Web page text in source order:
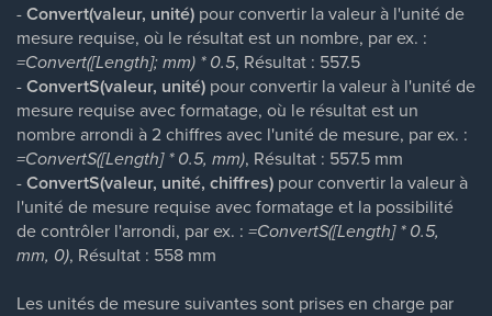
-Convert(valeur, unité) pour convertir la valeur à l'unité de
mesure requise, où le résultat est un nombre, par ex. :
=Convert([Length]; mm) * 0.5, Résultat : 557.5
-ConvertS(valeur, unité) pour convertir la valeur à l'unité de
mesure requise avec formatage, où le résultat est un
nombre arrondi à 2 chiffres avec l'unité de mesure, par ex. :
=ConvertS([Length] * 0.5, mm), Résultat : 557.5 mm
-ConvertS(valeur, unité, chiffres) pour convertir la valeur à
l'unité de mesure requise avec formatage et la possibilité
de contrôler l'arrondi, par ex. : =ConvertS([Length] * 0.5,
mm, 0), Résultat : 558 mm
Les unités de mesure suivantes sont prises en charge par